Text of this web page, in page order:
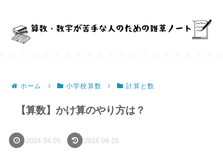
ホーム 小学校算数 計算と数
【算数】かけ算のやり方は？
2024.04.05 2026.08.05